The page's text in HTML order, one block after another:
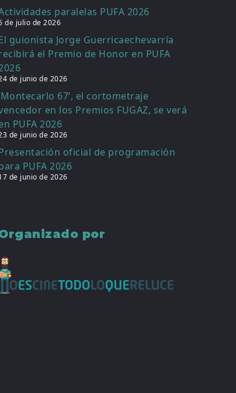
paralelas PUFA 2026
de julio de 2026
guionista Jorge Guerricaechevarría
el Premio de Honor en PUFA
de junio de 2026
67’, el cortometraje
en los Premios FUGAZ, se verá
PUFA 2026
de junio de 2026
oficial de programación
PUFA 2026
de junio de 2026
por